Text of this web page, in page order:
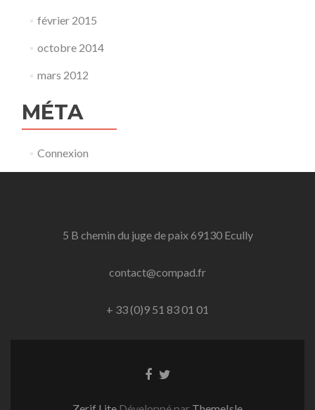
février 2015
octobre 2014
mars 2012
MÉTA
Connexion
5 B chemin du juge de paix 69130 Ecully
contact@compad.fr
+ 33 (0)9 51 83 01 01
LienLien